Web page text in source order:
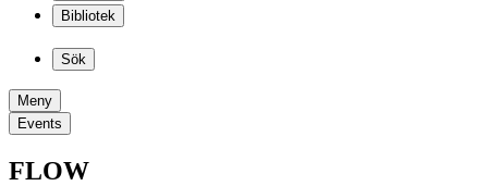
Bibliotek
Sök
Meny
Events
FLOW